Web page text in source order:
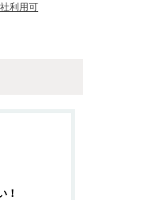
利用可
！